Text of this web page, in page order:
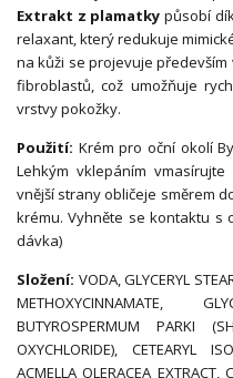
Extrakt z plamatky působí
relaxant, který redukuje
na kůži se projevuje
fibroblastů, což umožňuje
vrstvy pokožky.
Použití: Krém pro oční okolí
Lehkým vklepáním
vnější strany obličeje směrem
krému. Vyhněte se kontaktu s
dávka)
Složení: VODA, GLYCERYL
METHOXYCINNAMATE,
BUTYROSPERMUM PARKI
OXYCHLORIDE), CETEARYL
ACMELLA OLERACEA EXTRACT,